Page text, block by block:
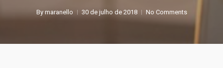
By maranello 30 de julho de 2018 No Comments